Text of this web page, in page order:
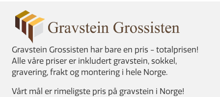
Gravstein Grossisten har bare en pris - totalprisen!
Alle våre priser er inkludert gravstein, sokkel,
gravering, frakt og montering i hele Norge.
Vårt mål er rimeligste pris på gravstein i Norge!